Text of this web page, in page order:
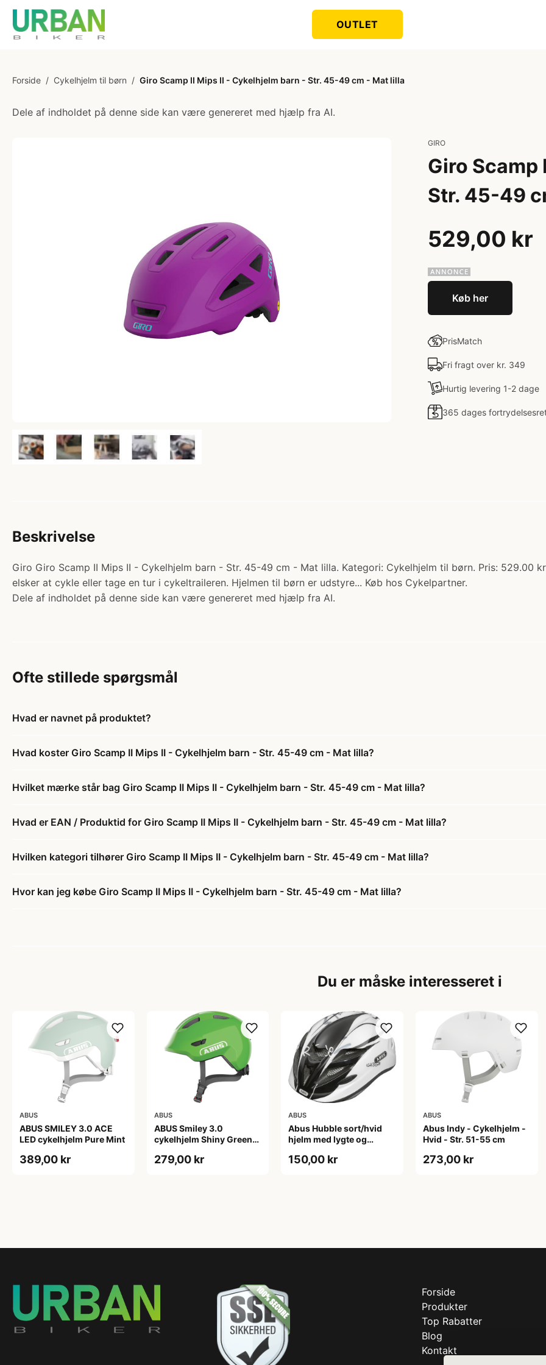
OUTLET
Forside / Cykelhjelm til børn / Giro Scamp II Mips II - Cykelhjelm barn - Str. 45-49 cm - Mat lilla
Dele af indholdet på denne side kan være genereret med hjælp fra AI.
GIRO
Giro Scamp
Str. 45-49
529,00 kr
Køb her
PrisMatch
Fri fragt over kr. 349
Hurtig levering 1-2 dage
365 dages
Beskrivelse
Giro Giro Scamp II Mips II - Cykelhjelm barn - Str. 45-49 cm - Mat lilla. Kategori: Cykelhjelm til børn. Pris: 529.00
elsker at cykle eller tage en tur i cykeltraileren. Hjelmen til børn er udstyre... Køb hos Cykelpartner.
Dele af indholdet på denne side kan være genereret med hjælp fra AI.
Ofte stillede spørgsmål
Hvad er navnet på produktet?
Hvad koster Giro Scamp II Mips II - Cykelhjelm barn - Str. 45-49 cm - Mat lilla?
Hvilket mærke står bag Giro Scamp II Mips II - Cykelhjelm barn - Str. 45-49 cm - Mat lilla?
Hvad er EAN / Produktid for Giro Scamp II Mips II - Cykelhjelm barn - Str. 45-49 cm - Mat lilla?
Hvilken kategori tilhører Giro Scamp II Mips II - Cykelhjelm barn - Str. 45-49 cm - Mat lilla?
Hvor kan jeg købe Giro Scamp II Mips II - Cykelhjelm barn - Str. 45-49 cm - Mat lilla?
Du er måske interesseret i
ABUS
ABUS SMILEY 3.0 ACE
LED cykelhjelm Pure Mint
389,00 kr
ABUS
ABUS Smiley 3.0
cykelhjelm Shiny Green
cm)
279,00 kr
ABUS
Abus Hubble sort/hvid
hjelm med lygte og
(Hjelmstørrelse: 46-52
150,00 kr
ABUS
Abus Indy - Cykelhjelm -
Hvid - Str. 51-55 cm
273,00 kr
Forside
Produkter
Top Rabatter
Blog
Kontakt